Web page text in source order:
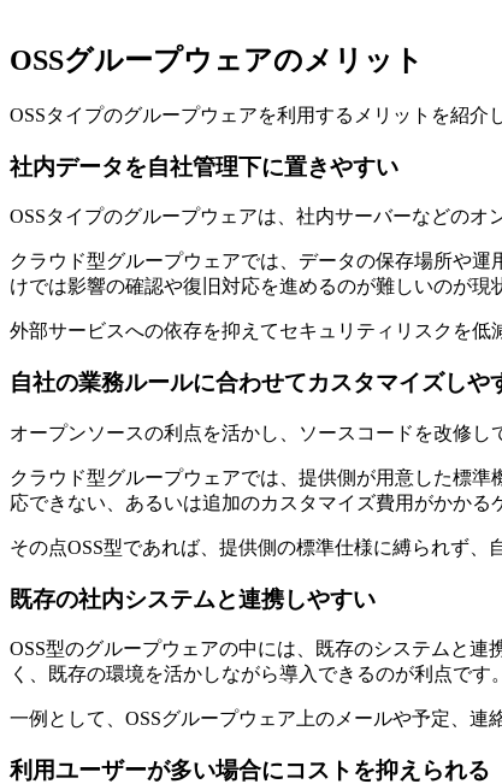
OSSグループウェアのメリット
OSSタイプのグループウェアを利用するメリットを紹介
社内データを自社管理下に置きやすい
OSSタイプのグループウェアは、社内サーバーなどのオ
クラウド型グループウェアでは、データの保存場所や
けでは影響の確認や復旧対応を進めるのが難しいのが現
外部サービスへの依存を抑えてセキュリティリスクを
自社の業務ルールに合わせてカスタマイズしや
オープンソースの利点を活かし、ソースコードを改修
クラウド型グループウェアでは、提供側が用意した標
応できない、あるいは追加のカスタマイズ費用がかかる
その点OSS型であれば、提供側の標準仕様に縛られず、
既存の社内システムと連携しやすい
OSS型のグループウェアの中には、既存のシステムと
く、既存の環境を活かしながら導入できるのが利点です。
一例として、OSSグループウェア上のメールや予定、連
利用ユーザーが多い場合にコストを抑えられる